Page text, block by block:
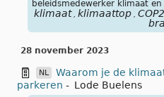
beleidsmedewerker klimaat
klimaat klimaattop
28 november 2023
NL
Waarom je de
parkeren - Lode Buelens